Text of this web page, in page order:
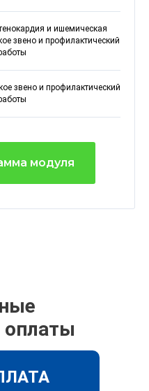
и ишемическая
звено и профилактический
звено и профилактический
модуля